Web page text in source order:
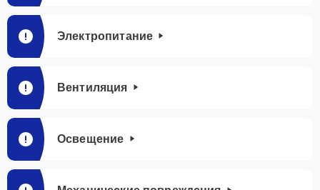
Электропитание
Вентиляция
Освещение